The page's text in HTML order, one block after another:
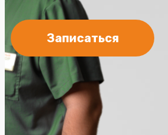
Записаться